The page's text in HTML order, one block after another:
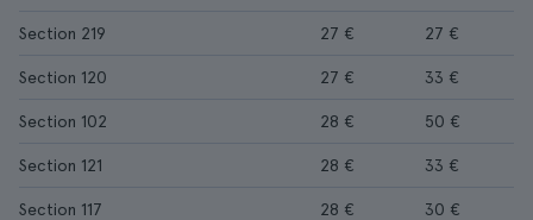
Section 219 27 € 27 €
Section 120 27 € 33 €
Section 102 28 € 50 €
Section 121 28 € 33 €
Section 117 28 € 30 €